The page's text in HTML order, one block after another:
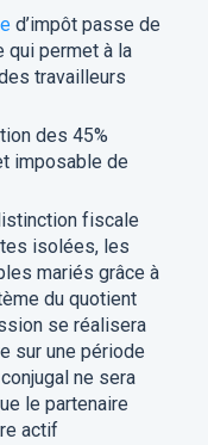
d’impôt passe de
qui permet à la
travailleurs
des 45%
imposable de
fiscale
isolées, les
mariés grâce à
du quotient
se réalisera
sur une période
ne sera
le partenaire
actif